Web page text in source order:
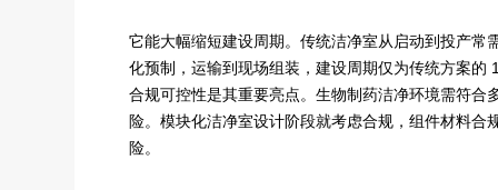
它能大幅缩短建设周期。传统洁净室从启动到投产
化预制，运输到现场组装，建设周期仅为传统方案的
合规可控性是其重要亮点。生物制药洁净环境需符
险。模块化洁净室设计阶段就考虑合规，组件材料
险。